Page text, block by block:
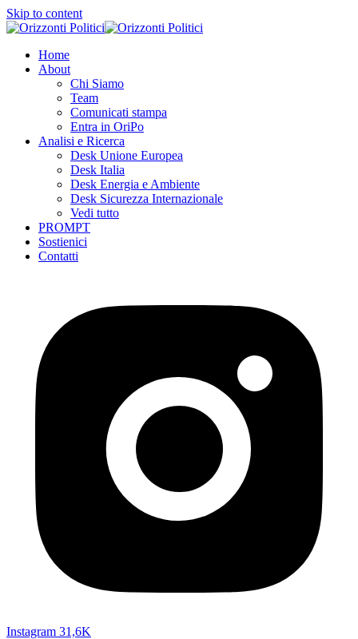
Skip to content
Home
About
Chi Siamo
Team
Comunicati stampa
Entra in OriPo
Analisi e Ricerca
Desk Unione Europea
Desk Italia
Desk Energia e Ambiente
Desk Sicurezza Internazionale
Vedi tutto
PROMPT
Sostienici
Contatti
Instagram 31,6K